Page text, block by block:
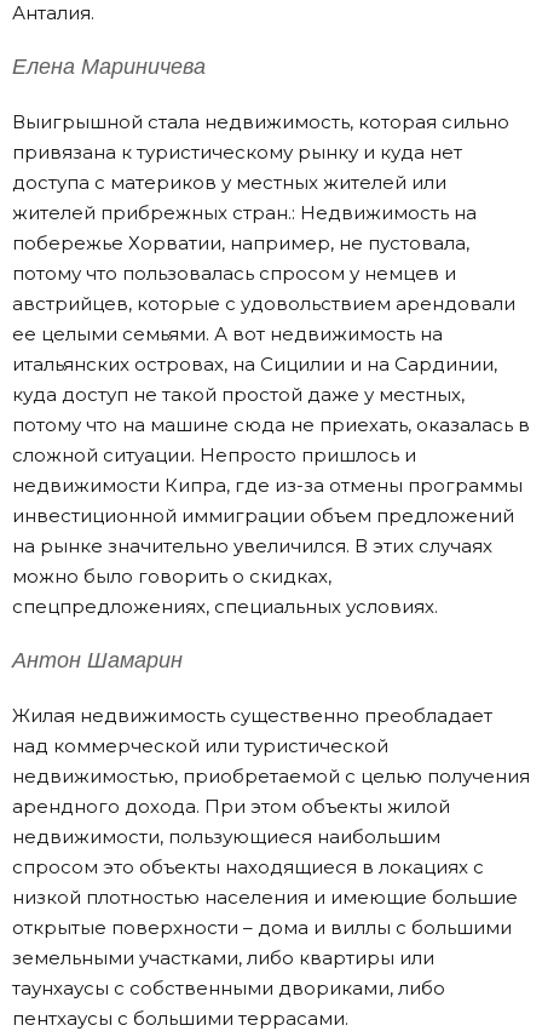
Анталия.
Елена Мариничева
Выигрышной стала недвижимость, которая сильно
привязана к туристическому рынку и куда нет
доступа с материков у местных жителей или
жителей прибрежных стран.: Недвижимость на
побережье Хорватии, например, не пустовала,
потому что пользовалась спросом у немцев и
австрийцев, которые с удовольствием арендовали
ее целыми семьями. А вот недвижимость на
итальянских островах, на Сицилии и на Сардинии,
куда доступ не такой простой даже у местных,
потому что на машине сюда не приехать, оказалась в
сложной ситуации. Непросто пришлось и
недвижимости Кипра, где из-за отмены программы
инвестиционной иммиграции объем предложений
на рынке значительно увеличился. В этих случаях
можно было говорить о скидках,
спецпредложениях, специальных условиях.
Антон Шамарин
Жилая недвижимость существенно преобладает
над коммерческой или туристической
недвижимостью, приобретаемой с целью получения
арендного дохода. При этом объекты жилой
недвижимости, пользующиеся наибольшим
спросом это объекты находящиеся в локациях с
низкой плотностью населения и имеющие большие
открытые поверхности – дома и виллы с большими
земельными участками, либо квартиры или
таунхаусы с собственными двориками, либо
пентхаусы с большими террасами.